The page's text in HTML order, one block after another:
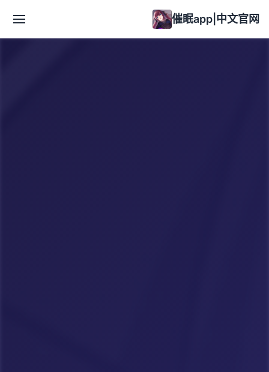
催眠app|中文官网